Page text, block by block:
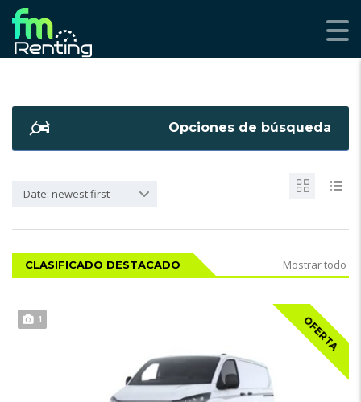
Opciones de búsqueda
Date: newest first
CLASIFICADO DESTACADO Mostrar todo
OFERTA
1